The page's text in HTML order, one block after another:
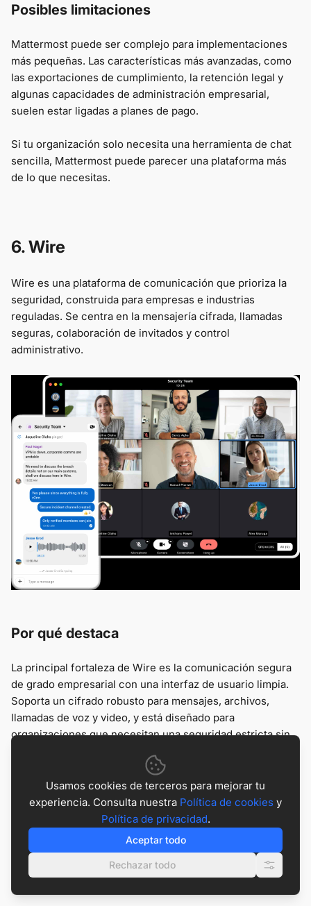
Posibles limitaciones
Mattermost puede ser complejo para implementaciones
más pequeñas. Las características más avanzadas, como
las exportaciones de cumplimiento, la retención legal y
algunas capacidades de administración empresarial,
suelen estar ligadas a planes de pago.
Si tu organización solo necesita una herramienta de chat
sencilla, Mattermost puede parecer una plataforma más
de lo que necesitas.
6. Wire
Wire es una plataforma de comunicación que prioriza la
seguridad, construida para empresas e industrias
reguladas. Se centra en la mensajería cifrada, llamadas
seguras, colaboración de invitados y control
administrativo.
Por qué destaca
La principal fortaleza de Wire es la comunicación segura
de grado empresarial con una interfaz de usuario limpia.
Soporta un cifrado robusto para mensajes, archivos,
llamadas de voz y video, y está diseñado para
organizaciones que necesitan una seguridad estricta sin
Mejor para
Wire es ideal para industrias reguladas que requieren el
cumplimiento de estrictos estándares de protección de
datos, incluyendo equipos que necesitan colaboración
segura con socios externos.
Usamos cookies de terceros para mejorar tu
experiencia. Consulta nuestra Política de cookies y
Política de privacidad.
Aceptar todo
Rechazar todo